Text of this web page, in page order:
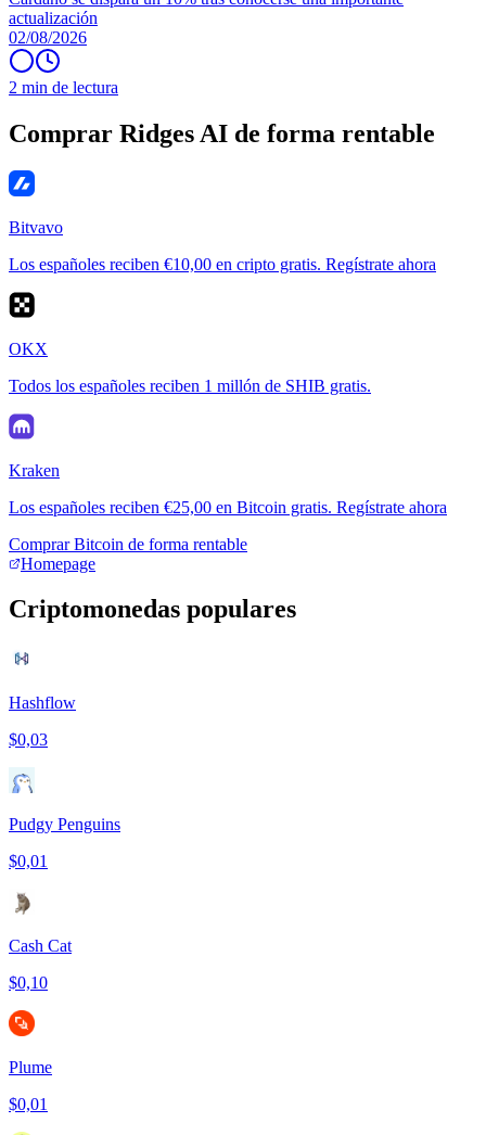
actualización
02/08/2026
2 min de lectura
Comprar Ridges AI de forma rentable
Bitvavo
Los españoles reciben €10,00 en cripto gratis. Regístrate ahora
OKX
Todos los españoles reciben 1 millón de SHIB gratis.
Kraken
Los españoles reciben €25,00 en Bitcoin gratis. Regístrate ahora
Comprar Bitcoin de forma rentable
Homepage
Criptomonedas populares
Hashflow
$0,03
Pudgy Penguins
$0,01
Cash Cat
$0,10
Plume
$0,01